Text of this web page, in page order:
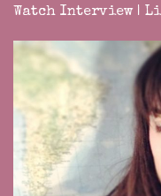
Watch Interview |